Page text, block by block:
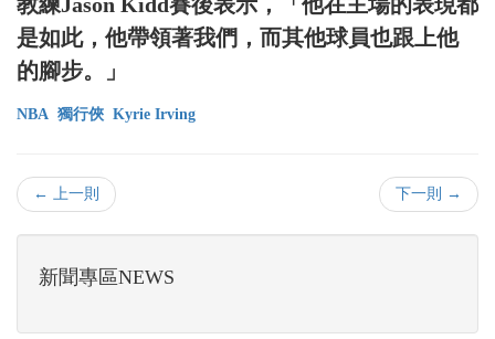
是如此，他帶領著我們，而其他球員也跟上他
的腳步。」
NBA 獨行俠 Kyrie Irving
← 上一則 下一則 →
新聞專區NEWS